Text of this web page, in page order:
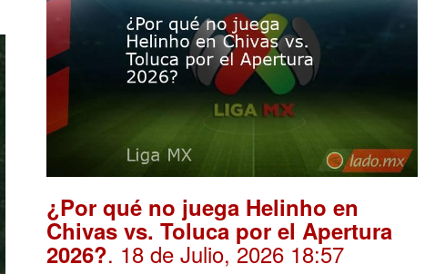
¿Por qué no juega Helinho en
Chivas vs. Toluca por el Apertura
2026?. 18 de Julio, 2026 18:57